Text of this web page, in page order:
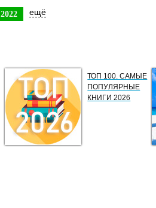
2022 ещё
ТОП 100. САМЫЕ
ПОПУЛЯРНЫЕ
КНИГИ 2026